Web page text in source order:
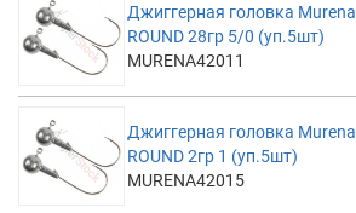
Джиггерная головка Murena
ROUND 28гр 5/0 (уп.5шт)
MURENA42011
Джиггерная головка Murena
ROUND 2гр 1 (уп.5шт)
MURENA42015